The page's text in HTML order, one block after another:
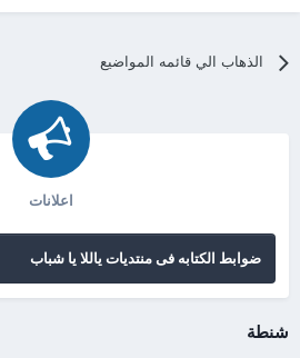
الذهاب الي قائمه المواضيع
اعلانات
ضوابط الكتابه فى منتديات ياللا يا شباب
شنطة